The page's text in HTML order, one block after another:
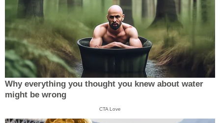
Why everything you thought you knew about water
might be wrong
CTA Love